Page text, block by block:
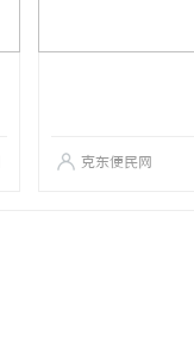
克东便民网